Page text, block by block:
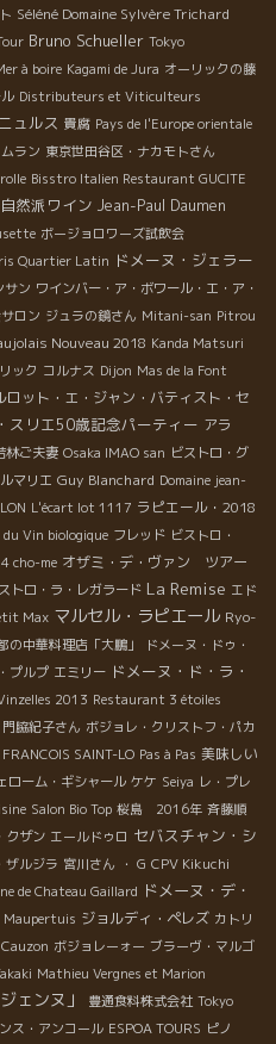
Séléné Domaine Sylvère Trichard
Bruno Schueller Tokyo
à boire Kagami de Jura オーリックの藤
Distributeurs et Viticulteurs
ュルス 貴腐 Pays de l'Europe orientale
ラン 東京世田谷区・ナカモトさん
Bisstro Italien Restaurant GUCITE
自然派ワイン Jean-Paul Daumen
ボージョロワーズ試飲会
Quartier Latin ドメーヌ・ジェラー
サン ワインバー・ア・ボワール・エ・ア・
ロン ジュラの鏡さん Mitani-san Pitrou
Nouveau 2018 Kanda Matsuri
ック コルナス Dijon Mas de la Font
ロット・エ・ジャン・バティスト・セ
スリエ50歳記念パーティー アラ
林ご夫妻 Osaka IMAO san ビストロ・グ
マリエ Guy Blanchard Domaine jean-
L'écart lot 1117 ラピエール・2018
Vin biologique フレッド ビストロ・
cho-me オザミ・デ・ヴァン ツアー
トロ・ラ・レガラード La Remise エド
Max マルセル・ラピエール Ryo-
の中華料理店「大鵬」
ドメーヌ・ドゥ・
プルプ エミリー ドメーヌ・ド・ラ・
2013 Restaurant 3 étoiles
門脇紀子さん ボジョレ・クリストフ・パカ
SAINT-LO Pas à Pas 美味しい
ローム・ギシャール ケケ Seiya レ・プレ
Salon Bio Top 桜島 2016年 斉藤順
クザン エールドゥロ セバスチャン・シ
ザルジラ 宮川さん ・ G CPV Kikuchi
de Chateau Gaillard ドメーヌ・デ・
Maupertuis ジョルディ・ペレズ カトリ
ボジョレーォー ブラーヴ・マルゴ
Mathieu Vergnes et Marion
ェンヌ」 豊通食料株式会社 Tokyo
ス・アンコール ESPOA TOURS ピノ